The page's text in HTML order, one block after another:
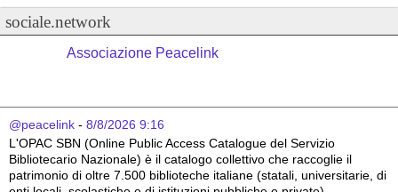
sociale.network
Associazione Peacelink
@peacelink - 8/8/2026 9:16
L'OPAC SBN (Online Public Access Catalogue del Servizio
Bibliotecario Nazionale) è il catalogo collettivo che raccoglie il
patrimonio di oltre 7.500 biblioteche italiane (statali, universitarie, di